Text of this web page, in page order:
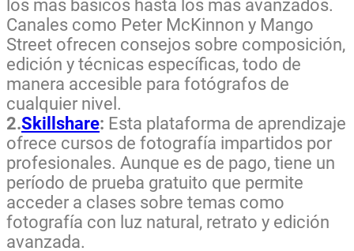
los más básicos hasta los más avanzados.
Canales como Peter McKinnon y Mango
Street ofrecen consejos sobre composición,
edición y técnicas específicas, todo de
manera accesible para fotógrafos de
cualquier nivel.
2.Skillshare: Esta plataforma de aprendizaje
ofrece cursos de fotografía impartidos por
profesionales. Aunque es de pago, tiene un
período de prueba gratuito que permite
acceder a clases sobre temas como
fotografía con luz natural, retrato y edición
avanzada.